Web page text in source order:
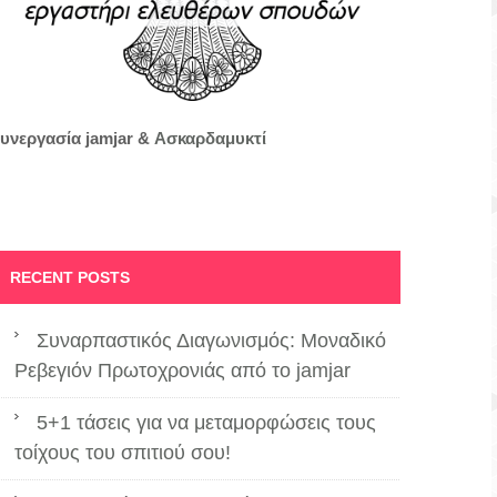
jamjar & Ασκαρδαμυκτί
RECENT POSTS
Συναρπαστικός Διαγωνισμός: Μοναδικό
Ρεβεγιόν Πρωτοχρονιάς από το jamjar
5+1 τάσεις για να μεταμορφώσεις τους
τοίχους του σπιτιού σου!